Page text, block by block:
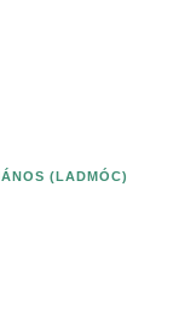
(LADMÓC)